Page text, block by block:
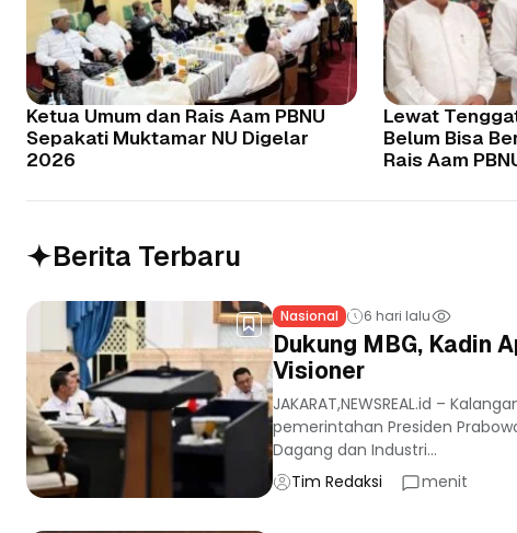
Ketua Umum dan Rais Aam PBNU
Sepakati Muktamar NU Digelar
2026
Lewat
Belum Bisa
Rais Aam
Berita Terbaru
Nasional 6 hari lalu
Dukung MBG, Kadin
Visioner
JAKARAT,NEWSREAL.id –
pemerintahan Presiden
Dagang dan Industri...
Tim Redaksi
menit